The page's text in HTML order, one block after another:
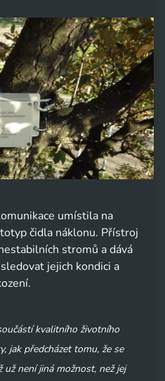
umístila na
čidla náklonu. Přístroj
stromů a dává
jejich kondici a
kvalitního životního
jak předcházet tomu, že se
není jiná možnost, než jej